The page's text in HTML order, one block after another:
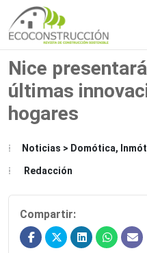
Menu
Menu
Nice
últimas
hogares
Noticias > Domótica,
Redacción
Compartir: